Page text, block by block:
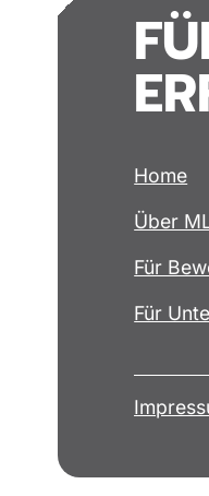
Home
Über
Für
Für